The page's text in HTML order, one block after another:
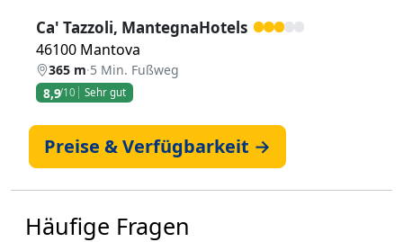
Ca' Tazzoli, MantegnaHotels
46100 Mantova
365 m·5 Min. Fußweg
8,9/10 Sehr gut
Preise & Verfügbarkeit →
Häufige Fragen